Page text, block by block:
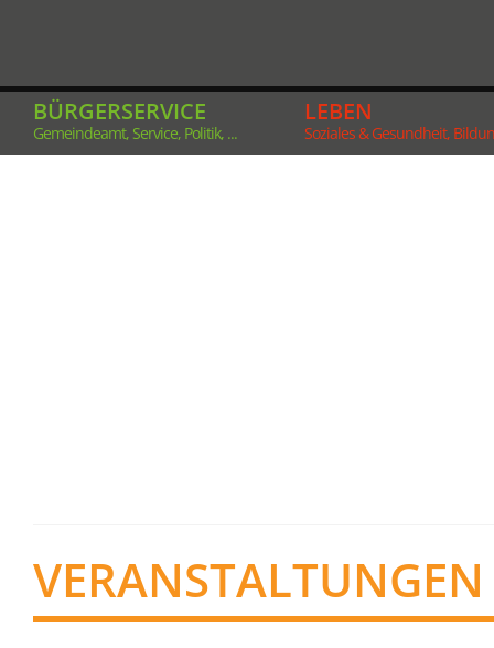
BÜRGERSERVICE
Gemeindeamt, Service, Politik, ...
LEBEN
Soziales & Gesundheit,
VERANSTALTUNGEN